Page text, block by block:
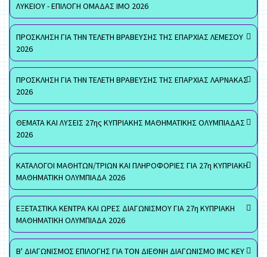
ΛΥΚΕΙΟΥ - ΕΠΙΛΟΓΗ ΟΜΑΔΑΣ ΙΜΟ 2026
ΠΡΟΣΚΛΗΣΗ ΓΙΑ ΤΗΝ ΤΕΛΕΤΗ ΒΡΑΒΕΥΣΗΣ ΤΗΣ ΕΠΑΡΧΙΑΣ ΛΕΜΕΣΟΥ
2026
ΠΡΟΣΚΛΗΣΗ ΓΙΑ ΤΗΝ ΤΕΛΕΤΗ ΒΡΑΒΕΥΣΗΣ ΤΗΣ ΕΠΑΡΧΙΑΣ ΛΑΡΝΑΚΑΣ
2026
ΘΕΜΑΤΑ ΚΑΙ ΛΥΣΕΙΣ 27ης ΚΥΠΡΙΑΚΗΣ ΜΑΘΗΜΑΤΙΚΗΣ ΟΛΥΜΠΙΑΔΑΣ
2026
ΚΑΤΑΛΟΓΟΙ ΜΑΘΗΤΩΝ/ΤΡΙΩΝ ΚΑΙ ΠΛΗΡΟΦΟΡΙΕΣ ΓΙΑ 27η ΚΥΠΡΙΑΚΗ
ΜΑΘΗΜΑΤΙΚΗ ΟΛΥΜΠΙΑΔΑ 2026
ΕΞΕΤΑΣΤΙΚΑ ΚΕΝΤΡΑ ΚΑΙ ΩΡΕΣ ΔΙΑΓΩΝΙΣΜΟΥ ΓΙΑ 27η ΚΥΠΡΙΑΚΗ
ΜΑΘΗΜΑΤΙΚΗ ΟΛΥΜΠΙΑΔΑ 2026
Β' ΔΙΑΓΩΝΙΣΜΟΣ ΕΠΙΛΟΓΗΣ ΓΙΑ ΤΟΝ ΔΙΕΘΝΗ ΔΙΑΓΩΝΙΣΜΟ IMC KEY